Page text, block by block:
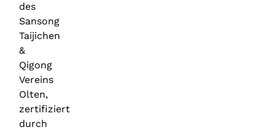
des
Sansong
Taijichen
&
Qigong
Vereins
Olten,
zertifiziert
durch